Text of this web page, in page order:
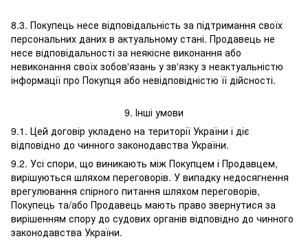
8.3. Покупець несе відповідальність за підтримання своїх
персональних даних в актуальному стані. Продавець не
несе відповідальності за неякісне виконання або
невиконання своїх зобов'язань у зв'язку з неактуальністю
інформації про Покупця або невідповідністю її дійсності.
9. Інші умови
9.1. Цей договір укладено на території України і діє
відповідно до чинного законодавства України.
9.2. Усі спори, що виникають між Покупцем і Продавцем,
вирішуються шляхом переговорів. У випадку недосягнення
врегулювання спірного питання шляхом переговорів,
Покупець та/або Продавець мають право звернутися за
вирішенням спору до судових органів відповідно до чинного
законодавства України.